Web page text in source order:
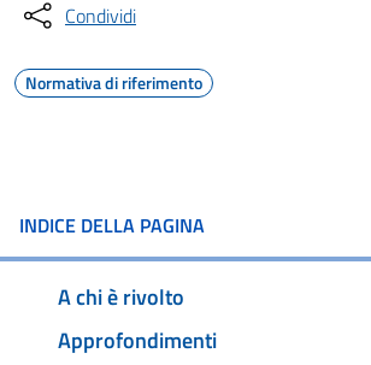
Condividi
Normativa di riferimento
INDICE DELLA PAGINA
A chi è rivolto
Approfondimenti